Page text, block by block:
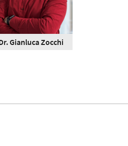
Gianluca Zocchi